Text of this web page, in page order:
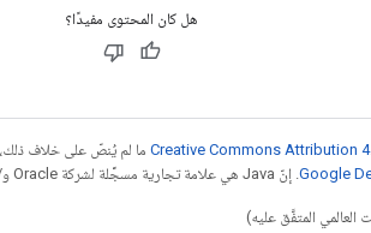
هل كان المحتوى مفيدًا؟
ما لم يُنصّ على خلاف
. إنّ Java هي علامة تجارية مسجَّلة لشركة Oracle و/أو شركائها التابعين.